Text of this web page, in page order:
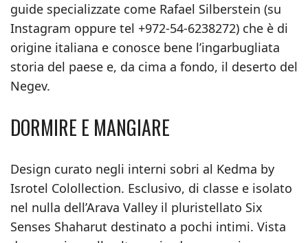
guide specializzate come Rafael Silberstein (su
Instagram oppure tel +972-54-6238272) che è di
origine italiana e conosce bene l’ingarbugliata
storia del paese e, da cima a fondo, il deserto del
Negev.
DORMIRE E MANGIARE
Design curato negli interni sobri al Kedma by
Isrotel Colollection. Esclusivo, di classe e isolato
nel nulla dell’Arava Valley il pluristellato Six
Senses Shaharut destinato a pochi intimi. Vista